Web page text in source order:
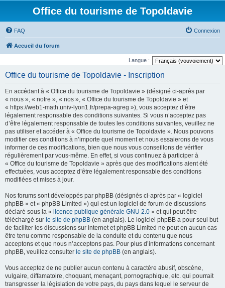
Office du tourisme de Topoldavie
FAQ Connexion
Accueil du forum
Langue :
Office du tourisme de Topoldavie - Inscription
En accédant à « Office du tourisme de Topoldavie » (désigné ci-après par
« nous », « notre », « nos », « Office du tourisme de Topoldavie » et
« https://web1-math.univ-lyon1.fr/prepa-agreg »), vous acceptez d’être
légalement responsable des conditions suivantes. Si vous n’acceptez pas
d’être légalement responsable de toutes les conditions suivantes, veuillez ne
pas utiliser et accéder à « Office du tourisme de Topoldavie ». Nous pouvons
modifier ces conditions à n’importe quel moment et nous essaierons de vous
informer de ces modifications, bien que nous vous conseillons de vérifier
régulièrement par vous-même. En effet, si vous continuez à participer à
« Office du tourisme de Topoldavie » après que des modifications aient été
effectuées, vous acceptez d’être légalement responsable des conditions
modifiées et mises à jour.
Nos forums sont développés par phpBB (désignés ci-après par « logiciel
phpBB » et « phpBB Limited ») qui est un logiciel de forum de discussions
déclaré sous la « licence publique générale GNU 2.0 » et qui peut être
téléchargé sur le site de phpBB (en anglais). Le logiciel phpBB a pour seul but
de faciliter les discussions sur internet et phpBB Limited ne peut en aucun cas
être tenu comme responsable de la conduite et du contenu que nous
acceptons et que nous n’acceptons pas. Pour plus d’informations concernant
phpBB, veuillez consulter le site de phpBB (en anglais).
Vous acceptez de ne publier aucun contenu à caractère abusif, obscène,
vulgaire, diffamatoire, choquant, menaçant, pornographique, etc. qui pourrait
transgresser la législation de votre pays, du pays dans lequel le serveur de